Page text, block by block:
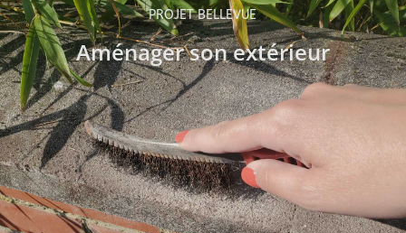
PROJET BELLEVUE
Aménager son extérieur